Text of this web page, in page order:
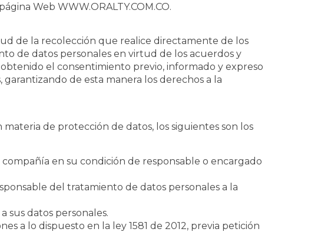
Web WWW.ORALTY.COM.CO.
de la recolección que realice directamente de los
de datos personales en virtud de los acuerdos y
el consentimiento previo, informado y expreso
de esta manera los derechos a la
de protección de datos, los siguientes son los
en su condición de responsable o encargado
del tratamiento de datos personales a la
sus datos personales.
a lo dispuesto en la ley 1581 de 2012, previa petición